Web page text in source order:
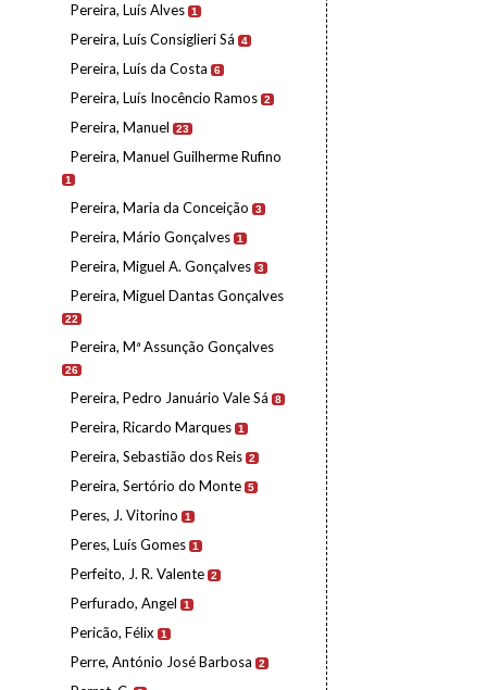
Pereira, Luís Alves 1
Pereira, Luís Consiglieri Sá 4
Pereira, Luís da Costa 6
Pereira, Luís Inocêncio Ramos 2
Pereira, Manuel 23
Pereira, Manuel Guilherme Rufino
1
Pereira, Maria da Conceição 3
Pereira, Mário Gonçalves 1
Pereira, Miguel A. Gonçalves 3
Pereira, Miguel Dantas Gonçalves
22
Pereira, Mª Assunção Gonçalves
26
Pereira, Pedro Januário Vale Sá 8
Pereira, Ricardo Marques 1
Pereira, Sebastião dos Reis 2
Pereira, Sertório do Monte 5
Peres, J. Vitorino 1
Peres, Luís Gomes 1
Perfeito, J. R. Valente 2
Perfurado, Angel 1
Pericão, Félix 1
Perre, António José Barbosa 2